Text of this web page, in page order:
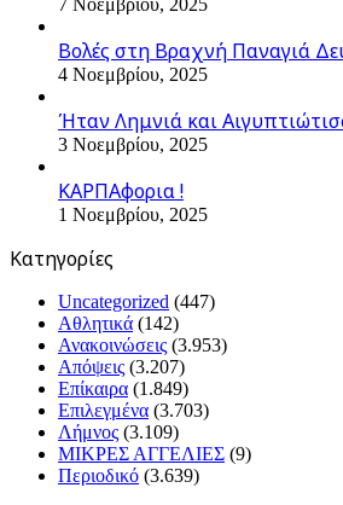
7 Νοεμβρίου, 2025
Βολές στη Βραχνή Παναγιά
4 Νοεμβρίου, 2025
Ήταν Λημνιά και
3 Νοεμβρίου, 2025
ΚΑΡΠΑφορια !
1 Νοεμβρίου, 2025
Kατηγορίες
Uncategorized (447)
Αθλητικά (142)
Ανακοινώσεις (3.953)
Απόψεις (3.207)
Επίκαιρα (1.849)
Επιλεγμένα (3.703)
Λήμνος (3.109)
ΜΙΚΡΕΣ ΑΓΓΕΛΙΕΣ (9)
Περιοδικό (3.639)